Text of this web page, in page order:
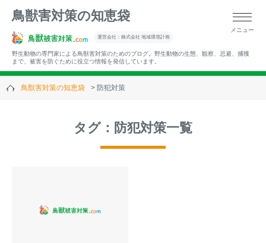
鳥獣害対策の知恵袋
運営会社：株式会社 地域環境計画
野生動物の専門家による鳥獣害対策のためのブログ。野生動物の生態、観察、忌避、捕獲
まで、被害を防ぐために役立つ情報を発信しています。
メニュー
▼キーワードから記事を探す
鳥獣害対策の知恵袋 防犯対策
タグ：防犯対策一覧